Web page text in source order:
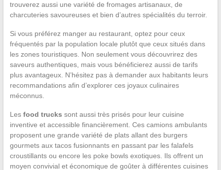
trouverez aussi une variété de fromages artisanaux, de
charcuteries savoureuses et bien d’autres spécialités du terroir.
Si vous préférez manger au restaurant, optez pour ceux
fréquentés par la population locale plutôt que ceux situés dans
les zones touristiques. Non seulement vous découvrirez des
saveurs authentiques, mais vous bénéficierez aussi de tarifs
plus avantageux. N’hésitez pas à demander aux habitants leurs
recommandations afin d’explorer ces joyaux culinaires
méconnus.
Les food trucks sont aussi très prisés pour leur cuisine
inventive et accessible financièrement. Ces camions ambulants
proposent une grande variété de plats allant des burgers
gourmets aux tacos fusionnants en passant par les falafels
croustillants ou encore les poke bowls exotiques. Ils offrent un
moyen convivial et économique de goûter à différentes cuisines